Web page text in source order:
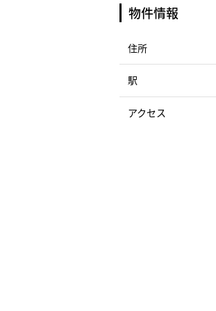
物件情報
住所
駅
アクセス